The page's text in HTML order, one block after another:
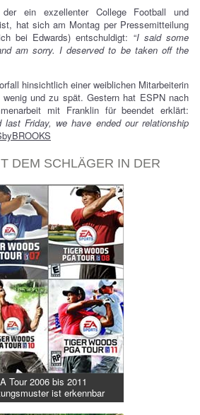
ein exzellenter College Football und
hat sich am Montag per Pressemitteilung
bei Edwards) entschuldigt: “I said some
am sorry. I deserved to be taken off the
hinsichtlich einer weiblichen Mitarbeiterin
und zu spät. Gestern hat ESPN nach
mit Franklin für beendet erklärt:
Friday, we have ended our relationship
DEM SCHLÄGER IN DER
Tour 2006 bis 2011
ist erkennbar